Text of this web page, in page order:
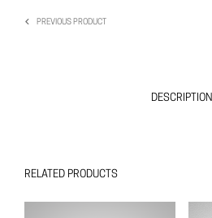
PREVIOUS PRODUCT
DESCRIPTION
RELATED PRODUCTS